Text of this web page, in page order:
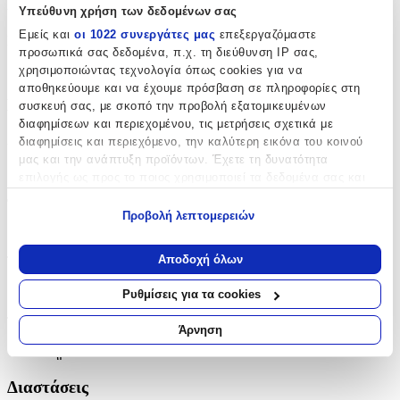
Υπεύθυνη χρήση των δεδομένων σας
Εμείς και οι 1022 συνεργάτες μας επεξεργαζόμαστε
προσωπικά σας δεδομένα, π.χ. τη διεύθυνση IP σας,
χρησιμοποιώντας τεχνολογία όπως cookies για να
αποθηκεύουμε και να έχουμε πρόσβαση σε πληροφορίες στη
συσκευή σας, με σκοπό την προβολή εξατομικευμένων
διαφημίσεων και περιεχομένου, τις μετρήσεις σχετικά με
διαφημίσεις και περιεχόμενο, την καλύτερη εικόνα του κοινού
μας και την ανάπτυξη προϊόντων. Έχετε τη δυνατότητα
Να συλλέξουμε πληροφορίες σχετικά με τη γεωγραφική
σας τοποθεσία, οι οποίες μπορεί να είναι ακριβείς σε
απόσταση μερικών μέτρων
Να αναγνωρίσουμε τη συσκευή σας σαρώνοντας ενεργά
για συγκεκριμένα χαρακτηριστικά (δακτυλικό αποτύπωμα)
Μάθετε περισσότερα σχετικά με τον τρόπο επεξεργασίας των
προσωπικών σας δεδομένων και καθορίστε τις προτιμήσεις σας
ενότητα “Λεπτομέρειες”
Προβολή λεπτομερειών
Αποδοχή όλων
Ρυθμίσεις για τα cookies
Άρνηση
Κατασκευαστής:
No Fear
Βασικά Χαρακτηριστικά
Χρώμα:
Πολύχρωμο
Τάξη
Διαστάσεις